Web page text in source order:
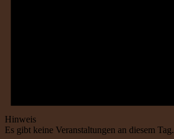
Hinweis
Es gibt keine Veranstaltungen an diesem Tag.